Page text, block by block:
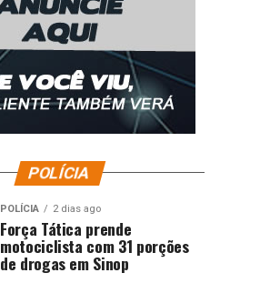
POLÍCIA
POLÍCIA 2 dias ago
Força Tática prende
motociclista com 31 porções
de drogas em Sinop